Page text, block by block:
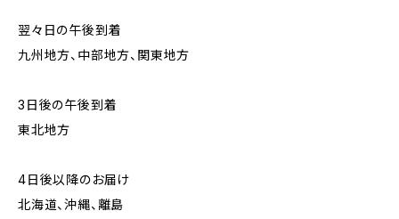
翌々日の午後到着
九州地方、中部地方、関東地方
3日後の午後到着
東北地方
4日後以降のお届け
北海道、沖縄、離島